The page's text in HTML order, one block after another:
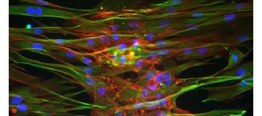
Si existe una tradición navideña extendida prácticamente por
todos los rincones del mundo occidental es la del árbol. Adorno
navideño casi por excelencia, el árbol nos visita casi cada año
entre la segunda y la tercera semana de diciembre, aunque hay
algunas casas en las que a finales de noviembre […]